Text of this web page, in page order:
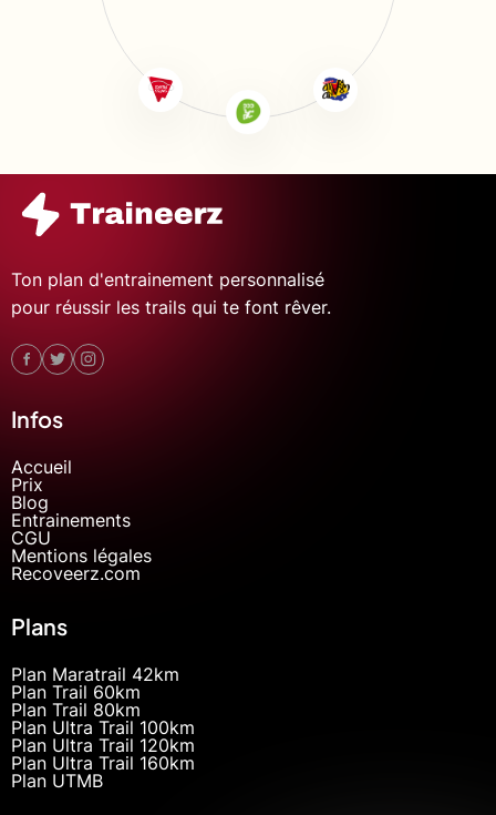
Ton plan d'entrainement personnalisé
pour réussir les trails qui te font rêver.
Infos
Accueil
Prix
Blog
Entrainements
CGU
Mentions légales
Recoveerz.com
Plans
Plan Maratrail 42km
Plan Trail 60km
Plan Trail 80km
Plan Ultra Trail 100km
Plan Ultra Trail 120km
Plan Ultra Trail 160km
Plan UTMB